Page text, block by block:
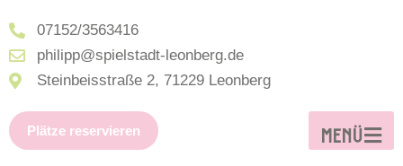
07152/3563416
philipp@spielstadt-leonberg.de
Steinbeisstraße 2, 71229 Leonberg
Plätze reservieren MENÜ